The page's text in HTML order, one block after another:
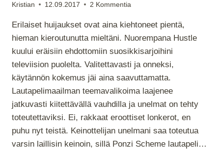
Kristian 12.09.2017 2 Kommentia
Erilaiset huijaukset ovat aina kiehtoneet pientä,
hieman kieroutunutta mieltäni. Nuorempana Hustle
kuului eräisiin ehdottomiin suosikkisarjoihini
televiision puolelta. Valitettavasti ja onneksi,
käytännön kokemus jäi aina saavuttamatta.
Lautapelimaailman teemavalikoima laajenee
jatkuvasti kiitettävällä vauhdilla ja unelmat on tehty
toteutettaviksi. Ei, rakkaat eroottiset lonkerot, en
puhu nyt teistä. Keinottelijan unelmani saa toteutua
varsin laillisin keinoin, sillä Ponzi Scheme lautapeli…